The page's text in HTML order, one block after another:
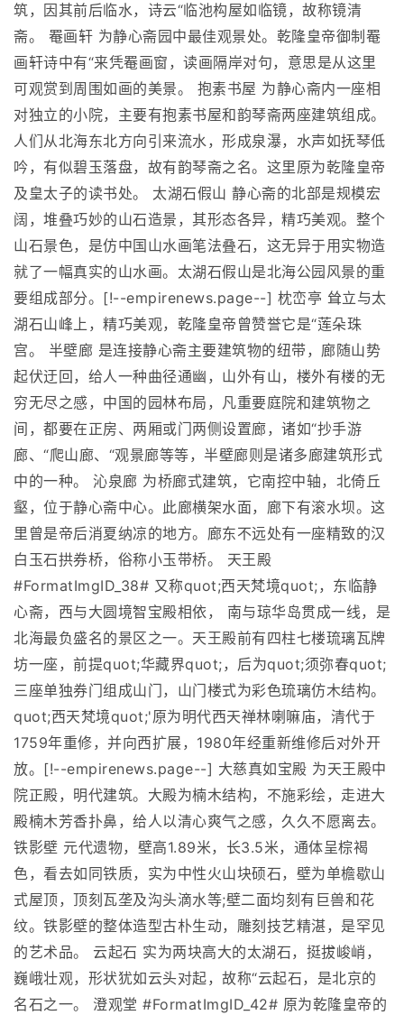
筑，因其前后临水，诗云“临池构屋如临镜，故称镜清
斋。 罨画轩 为静心斋园中最佳观景处。乾隆皇帝御制罨
画轩诗中有“来凭罨画窗，读画隔岸对句，意思是从这里
可观赏到周围如画的美景。 抱素书屋 为静心斋内一座相
对独立的小院，主要有抱素书屋和韵琴斋两座建筑组成。
人们从北海东北方向引来流水，形成泉瀑，水声如抚琴低
吟，有似碧玉落盘，故有韵琴斋之名。这里原为乾隆皇帝
及皇太子的读书处。 太湖石假山 静心斋的北部是规模宏
阔，堆叠巧妙的山石造景，其形态各异，精巧美观。整个
山石景色，是仿中国山水画笔法叠石，这无异于用实物造
就了一幅真实的山水画。太湖石假山是北海公园风景的重
要组成部分。[!--empirenews.page--] 枕峦亭 耸立与太
湖石山峰上，精巧美观，乾隆皇帝曾赞誉它是“莲朵珠
宫。 半壁廊 是连接静心斋主要建筑物的纽带，廊随山势
起伏迂回，给人一种曲径通幽，山外有山，楼外有楼的无
穷无尽之感，中国的园林布局，凡重要庭院和建筑物之
间，都要在正房、两厢或门两侧设置廊，诸如“抄手游
廊、“爬山廊、“观景廊等等，半壁廊则是诸多廊建筑形式
中的一种。 沁泉廊 为桥廊式建筑，它南控中轴，北倚丘
壑，位于静心斋中心。此廊横架水面，廊下有滚水坝。这
里曾是帝后消夏纳凉的地方。廊东不远处有一座精致的汉
白玉石拱券桥，俗称小玉带桥。 天王殿
#FormatImgID_38# 又称quot;西天梵境quot;，东临静
心斋，西与大圆境智宝殿相依， 南与琼华岛贯成一线，是
北海最负盛名的景区之一。天王殿前有四柱七楼琉璃瓦牌
坊一座，前提quot;华藏界quot;，后为quot;须弥春quot;
三座单独券门组成山门，山门楼式为彩色琉璃仿木结构。
quot;西天梵境quot;'原为明代西天禅林喇嘛庙，清代于
1759年重修，并向西扩展，1980年经重新维修后对外开
放。[!--empirenews.page--] 大慈真如宝殿 为天王殿中
院正殿，明代建筑。大殿为楠木结构，不施彩绘，走进大
殿楠木芳香扑鼻，给人以清心爽气之感，久久不愿离去。
铁影壁 元代遗物，壁高1.89米，长3.5米，通体呈棕褐
色，看去如同铁质，实为中性火山块硕石，壁为单檐歇山
式屋顶，顶刻瓦垄及沟头滴水等;壁二面均刻有巨兽和花
纹。铁影壁的整体造型古朴生动，雕刻技艺精湛，是罕见
的艺术品。 云起石 实为两块高大的太湖石，挺拔峻峭，
巍峨壮观，形状犹如云头对起，故称“云起石，是北京的
名石之一。 澄观堂 #FormatImgID_42# 原为乾隆皇帝的